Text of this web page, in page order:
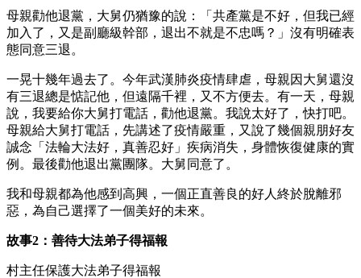
母親勸他退黨，大舅仍猶豫的說：「共產黨是不好，但我已經
加入了，又是副廳級幹部，退出不就是不忠嗎？」沒有明確表
態同意三退。
一晃十幾年過去了。今年武漢肺炎疫情肆虐，母親因大舅還沒
有三退總是惦記他，但遠隔千裡，又不方便去。有一天，母親
說，我要給你大舅打電話，勸他退黨。我說太好了，快打吧。
母親給大舅打電話，先講述了疫情嚴重，又說了幾個親朋好友
誠念「法輪大法好，真善忍好」疾病消失，身體恢復健康的實
例。最後勸他退出黨團隊。大舅同意了。
我和母親都為他感到高興，一個正直善良的好人終於脫離邪
惡，為自己選擇了一個美好的未來。
故事2：善待大法弟子得福報
村主任保護大法弟子得福報